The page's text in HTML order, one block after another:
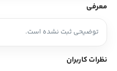
معرفی
توضیحی ثبت نشده است.
نظرات کاربران